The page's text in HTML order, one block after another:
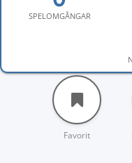
SPELOMGÅNGAR
Favorit